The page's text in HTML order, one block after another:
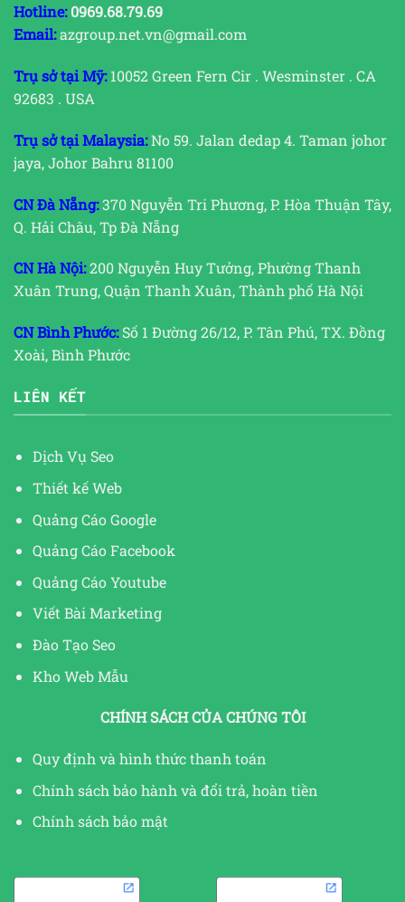
Hotline: 0969.68.79.69
Email:azgroup.net.vn@gmail.com
Trụ sở tại Mỹ:10052 Green Fern Cir . Wesminster . CA
92683 . USA
Trụ sở tại Malaysia:No 59. Jalan dedap 4. Taman johor
jaya, Johor Bahru 81100
CN Đà Nẵng:370 Nguyễn Tri Phương, P. Hòa Thuận Tây,
Q. Hải Châu, Tp Đà Nẵng
CN Hà Nội:200 Nguyễn Huy Tưởng, Phường Thanh
Xuân Trung, Quận Thanh Xuân, Thành phố Hà Nội
CN Bình Phước:Số 1 Đường 26/12, P. Tân Phú, TX. Đồng
Xoài, Bình Phước
LIÊN KẾT
Dịch Vụ Seo
Thiết kế Web
Quảng Cáo Google
Quảng Cáo Facebook
Quảng Cáo Youtube
Viết Bài Marketing
Đào Tạo Seo
Kho Web Mẫu
CHÍNH SÁCH CỦA CHÚNG TÔI
Quy định và hình thức thanh toán
Chính sách bảo hành và đổi trả, hoàn tiền
Chính sách bảo mật